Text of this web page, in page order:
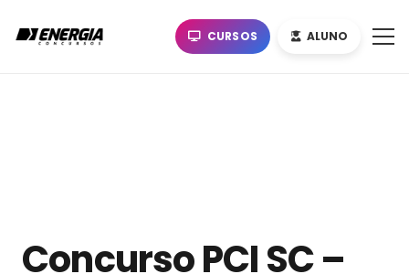
CURSOS ALUNO
Concurso PCI SC –